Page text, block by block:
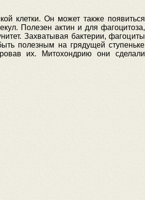
клетки. Он может также появиться
Полезен актин и для фагоцитоза,
Захватывая бактерии, фагоциты
полезным на грядущей ступеньке
их. Митохондрию они сделали